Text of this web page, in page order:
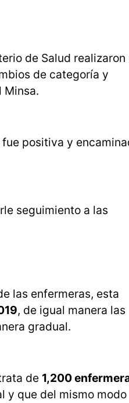
de Salud realizaron
de categoría y
Minsa.
positiva y
seguimiento a las
las enfermeras, esta
, de igual manera las
gradual.
de 1,200
y que del mismo modo